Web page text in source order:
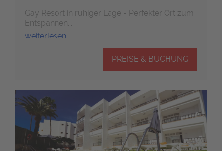
Gay Resort in ruhiger Lage - Perfekter Ort zum
Entspannen...
weiterlesen...
PREISE & BUCHUNG